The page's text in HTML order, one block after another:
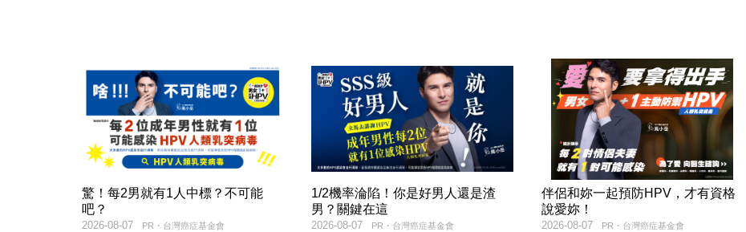
驚！每2男就有1人中標？不可能
吧？
PR・台灣癌症基金會
2026-08-07
1/2機率淪陷！你是好男人還是渣
男？關鍵在這
PR・台灣癌症基金會
2026-08-07
伴侶和妳一起預防HPV，才有資格
說愛妳！
PR・台灣癌症基金會
2026-08-07